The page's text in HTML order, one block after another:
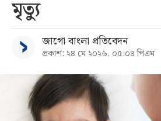
সব
বিভাগ
আর্কাইভ
মৃত্যু
জাগো বাংলা প্রতিবেদন
প্রকাশ: ২৪ মে ২০২৬, ০৫:০৪ পিএম